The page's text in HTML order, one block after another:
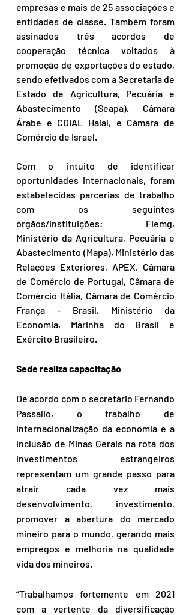
empresas e mais de 25 associações e
entidades de classe. Também foram
assinados três acordos de
cooperação técnica voltados à
promoção de exportações do estado,
sendo efetivados com a Secretaria de
Estado de Agricultura, Pecuária e
Abastecimento (Seapa), Câmara
Árabe e CDIAL Halal, e Câmara de
Comércio de Israel.
Com o intuito de identificar
oportunidades internacionais, foram
estabelecidas parcerias de trabalho
com os seguintes
órgãos/instituições: Fiemg,
Ministério da Agricultura, Pecuária e
Abastecimento (Mapa), Ministério das
Relações Exteriores, APEX, Câmara
de Comércio de Portugal, Câmara de
Comércio Itália, Câmara de Comércio
França – Brasil, Ministério da
Economia, Marinha do Brasil e
Exército Brasileiro.
Sede realiza capacitação
De acordo com o secretário Fernando
Passalio, o trabalho de
internacionalização da economia e a
inclusão de Minas Gerais na rota dos
investimentos estrangeiros
representam um grande passo para
atrair cada vez mais
desenvolvimento, investimento,
promover a abertura do mercado
mineiro para o mundo, gerando mais
empregos e melhoria na qualidade
vida dos mineiros.
“Trabalhamos fortemente em 2021
com a vertente da diversificação